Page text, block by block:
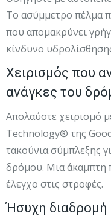
Το ασύμμετρο πέλμα
που απομακρύνει
κίνδυνο
Χειρισμός που
ανάγκες του
Απολαύστε χειρισμό
Technology® της
τακούνια σύμπλεξης
δρόμου. Μια άκαμπτη
έλεγχο στις στροφές.
Ήσυχη διαδρομή